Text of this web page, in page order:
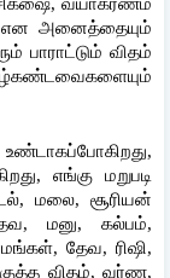
சிக்ஷை, வ்யாகரணம்
அனைத்தையும்
பாராட்டும் விதம்
எங்கு மறுபடி
மலை, சூரியன்
மனு, கல்பம்,
தேவ, ரிஷி,
விதம், வர்ண,